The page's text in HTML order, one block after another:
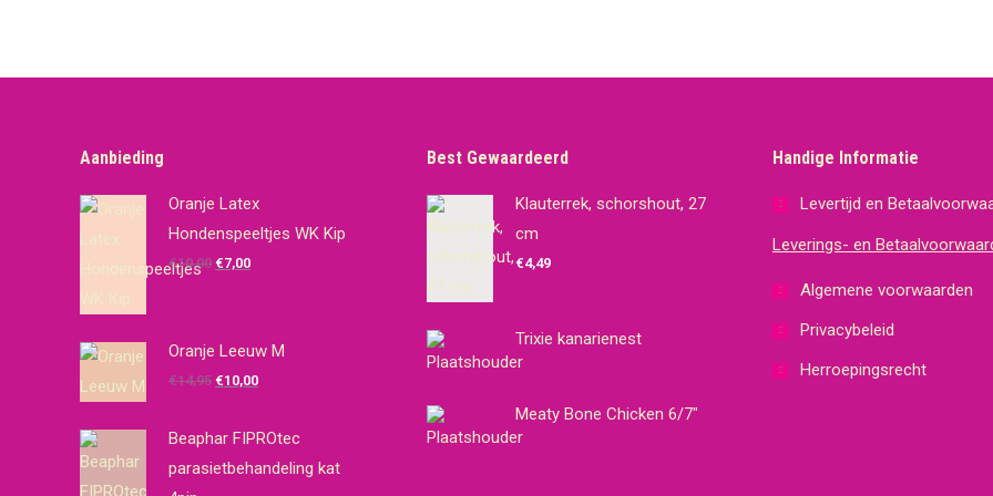
Aanbieding
Oranje Latex
Hondenspeeltjes WK Kip
€10,00 Oorspronkelijke
€10,00.
€7,00Huidige
€7,00.
Oranje Leeuw M
€14,95 Oorspronkelijke
was:
€14,95.
€10,00Huidige
is:
€10,00.
Beaphar FIPROtec
parasietbehandeling kat
Best Gewaardeerd
Klauterrek, schorshout, 27
cm
€4,49
Trixie kanarienest
Meaty Bone Chicken 6/7"
Handige Informatie
Levertijd en
Leverings- en
Algemene voorwaarden
Privacybeleid
Herroepingsrecht